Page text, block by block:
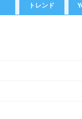
トレンド